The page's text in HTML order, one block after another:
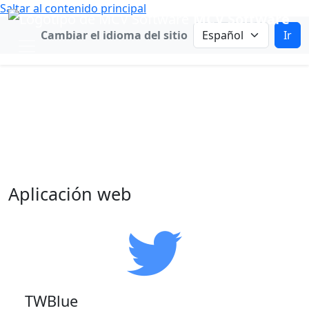
Saltar al contenido principal
MCV Software
Cambiar idioma
Cambiar el idioma del sitio Ir
Aplicación web
TWBlue